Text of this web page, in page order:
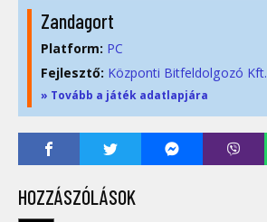
Zandagort
Platform: PC
Fejlesztő: Központi Bitfeldolgozó Kft.
» Tovább a játék adatlapjára
HOZZÁSZÓLÁSOK